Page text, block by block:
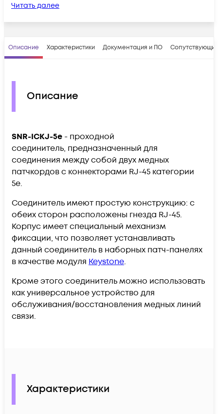
Читать далее
Описание Характеристики Документация и ПО
Описание
SNR-ICKJ-5e - проходной
cоединитель, предназначенный для
соединения между собой двух медных
патчкордов с коннекторами RJ-45 категории
5е.
Соединитель имеют простую конструкцию: с
обеих сторон расположены гнезда RJ-45.
Корпус имеет специальный механизм
фиксации, что позволяет устанавливать
данный соединитель в наборных патч-панелях
в качестве модуля Keystone.
Кроме этого соединитель можно использовать
как универсальное устройство для
обслуживания/восстановления медных линий
связи.
Характеристики